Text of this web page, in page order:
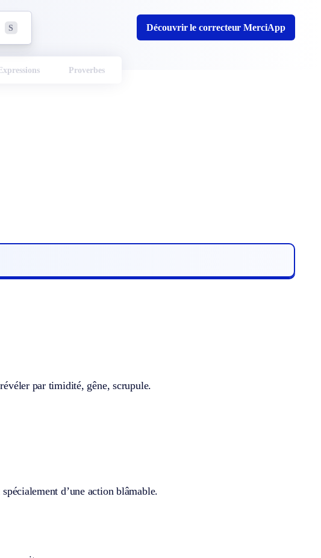
S Découvrir le correcteur MerciApp
Proverbes
par timidité, gêne, scrupule.
d’une action blâmable.